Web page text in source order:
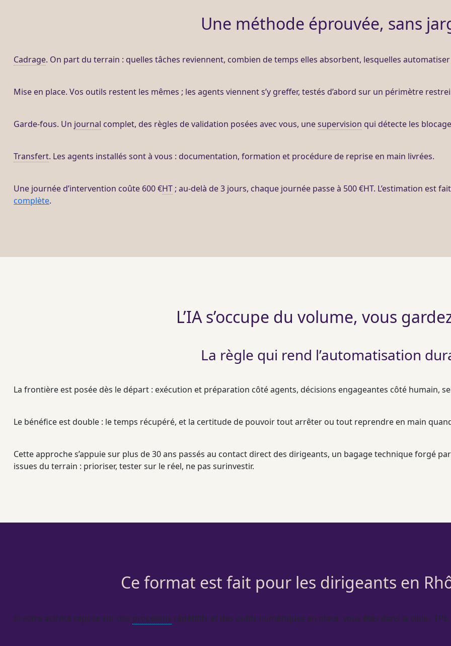
Une méthode éprouvée, sans
Cadrage. On part du terrain : quelles tâches reviennent, combien de temps elles absorbent, lesquelles automatiser
Mise en place. Vos outils restent les mêmes ; les agents viennent s’y greffer, testés d’abord sur un périmètre
Garde-fous. Un journal complet, des règles de validation posées avec vous, unesupervision qui détecte les
Transfert. Les agents installés sont à vous : documentation, formation et procédure de reprise en main livrées.
Une journée d’intervention coûte 600 €HT; au-delà de 3 jours, chaque journée passe à 500 €HT. L’estimation est
complète.
L’IA s’occupe du volume, vous
La règle qui rend l’automatisation
La frontière est posée dès le départ : exécution et préparation côtéagents, décisions engageantes côté humain,
Le bénéfice est double : le temps récupéré, et la certitude de pouvoir tout arrêter ou tout reprendre en main
Cette approche s’appuie sur plus de 30 ans passés au contact direct des dirigeants, un bagage technique forgé
issues du terrain : prioriser, tester sur le réel, ne pas surinvestir.
Ce format est fait pour les dirigeants en
Si votre activité repose sur des processus répétitifs et des outils numériques en place, vous êtes dans la cible : TPE